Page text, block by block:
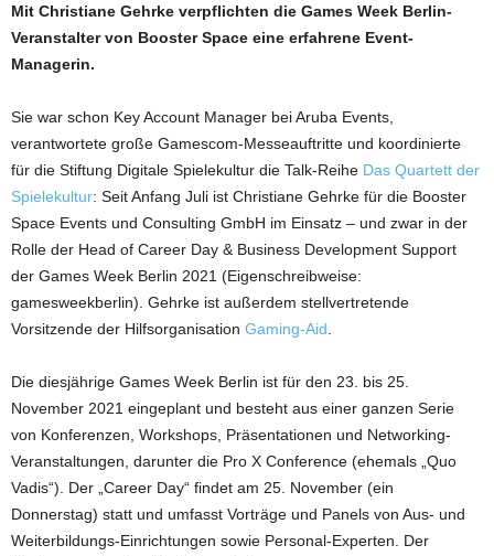
Mit Christiane Gehrke verpflichten die Games Week Berlin-
Veranstalter von Booster Space eine erfahrene Event-
Managerin.
Sie war schon Key Account Manager bei Aruba Events,
verantwortete große Gamescom-Messeauftritte und koordinierte
für die Stiftung Digitale Spielekultur die Talk-Reihe Das Quartett der
Spielekultur: Seit Anfang Juli ist Christiane Gehrke für die Booster
Space Events und Consulting GmbH im Einsatz – und zwar in der
Rolle der Head of Career Day & Business Development Support
der Games Week Berlin 2021 (Eigenschreibweise:
gamesweekberlin). Gehrke ist außerdem stellvertretende
Vorsitzende der Hilfsorganisation Gaming-Aid
Die diesjährige Games Week Berlin ist für den 23. bis 25.
November 2021 eingeplant und besteht aus einer ganzen Serie
von Konferenzen, Workshops, Präsentationen und Networking-
Veranstaltungen, darunter die Pro X Conference (ehemals „Quo
Vadis“). Der „Career Day“ findet am 25. November (ein
Donnerstag) statt und umfasst Vorträge und Panels von Aus- und
Weiterbildungs-Einrichtungen sowie Personal-Experten. Der